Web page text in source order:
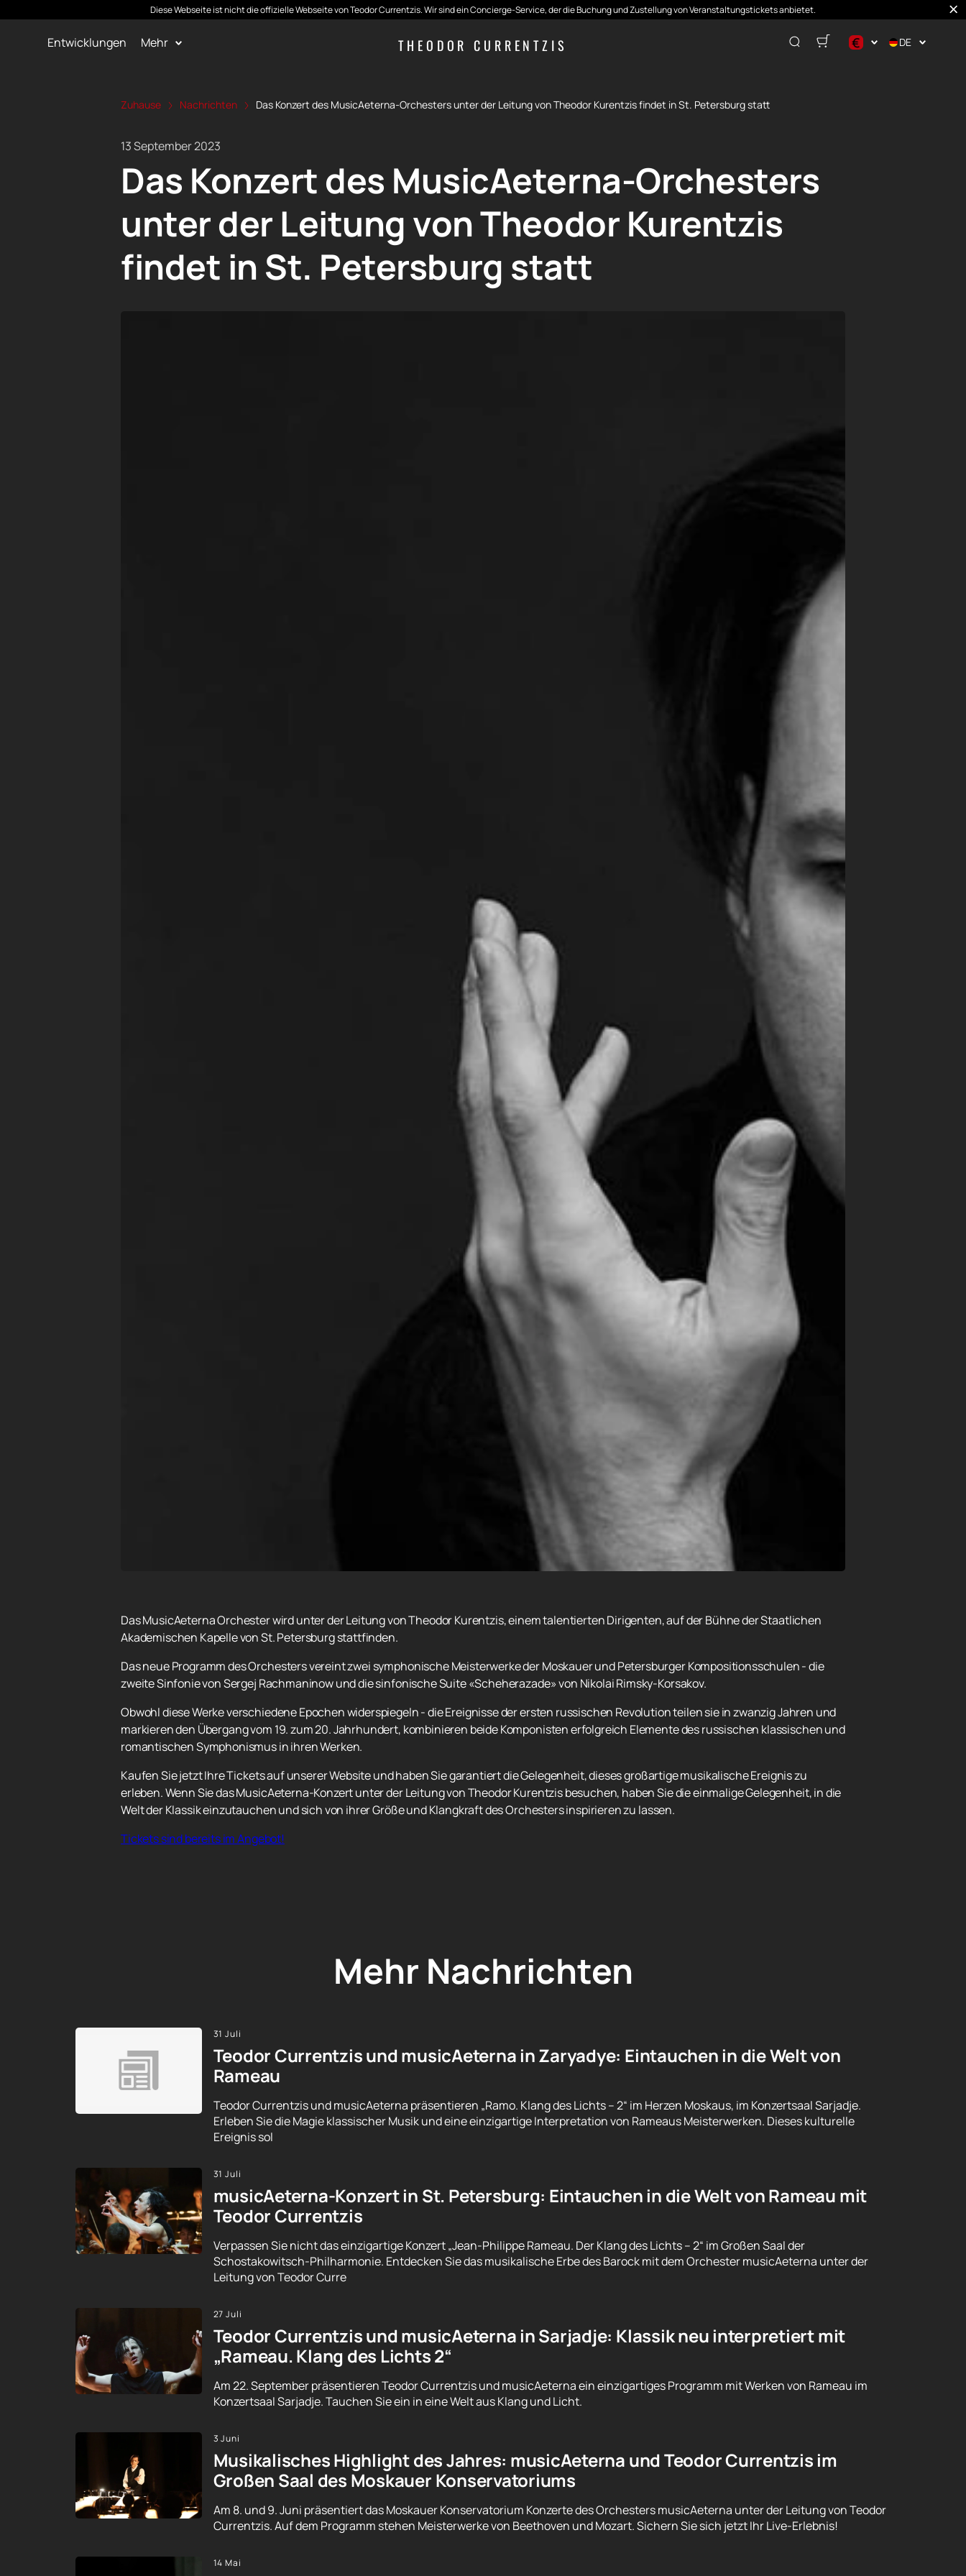
Diese Webseite ist nicht die offizielle Webseite von Teodor Currentzis. Wir sind ein Concierge-Service, der die Buchung und Zustellung von Veranstaltungstickets anbietet.
THEODOR CURRENTZIS
Entwicklungen Mehr € DE
Zuhause Nachrichten Das Konzert des MusicAeterna-Orchesters unter der Leitung von Theodor Kurentzis findet in St. Petersburg statt
13 September 2023
Das Konzert des MusicAeterna-Orchesters
unter der Leitung von Theodor Kurentzis
findet in St. Petersburg statt
Das MusicAeterna Orchester wird unter der Leitung von Theodor Kurentzis, einem talentierten Dirigenten, auf der Bühne der Staatlichen
Akademischen Kapelle von St. Petersburg stattfinden.
Das neue Programm des Orchesters vereint zwei symphonische Meisterwerke der Moskauer und Petersburger Kompositionsschulen - die
zweite Sinfonie von Sergej Rachmaninow und die sinfonische Suite «Scheherazade» von Nikolai Rimsky-Korsakov.
Obwohl diese Werke verschiedene Epochen widerspiegeln - die Ereignisse der ersten russischen Revolution teilen sie in zwanzig Jahren und
markieren den Übergang vom 19. zum 20. Jahrhundert, kombinieren beide Komponisten erfolgreich Elemente des russischen klassischen und
romantischen Symphonismus in ihren Werken.
Kaufen Sie jetzt Ihre Tickets auf unserer Website und haben Sie garantiert die Gelegenheit, dieses großartige musikalische Ereignis zu
erleben. Wenn Sie das MusicAeterna-Konzert unter der Leitung von Theodor Kurentzis besuchen, haben Sie die einmalige Gelegenheit, in die
Welt der Klassik einzutauchen und sich von ihrer Größe und Klangkraft des Orchesters inspirieren zu lassen.
Tickets sind bereits im Angebot!
Mehr Nachrichten
31 Juli
Teodor Currentzis und musicAeterna in Zaryadye: Eintauchen in die Welt von
Rameau
Teodor Currentzis und musicAeterna präsentieren „Ramo. Klang des Lichts – 2“ im Herzen Moskaus, im Konzertsaal Sarjadje.
Erleben Sie die Magie klassischer Musik und eine einzigartige Interpretation von Rameaus Meisterwerken. Dieses kulturelle
Ereignis sol
31 Juli
musicAeterna-Konzert in St. Petersburg: Eintauchen in die Welt von Rameau mit
Teodor Currentzis
Verpassen Sie nicht das einzigartige Konzert „Jean-Philippe Rameau. Der Klang des Lichts – 2“ im Großen Saal der
Schostakowitsch-Philharmonie. Entdecken Sie das musikalische Erbe des Barock mit dem Orchester musicAeterna unter der
Leitung von Teodor Curre
27 Juli
Teodor Currentzis und musicAeterna in Sarjadje: Klassik neu interpretiert mit
„Rameau. Klang des Lichts 2“
Am 22. September präsentieren Teodor Currentzis und musicAeterna ein einzigartiges Programm mit Werken von Rameau im
Konzertsaal Sarjadje. Tauchen Sie ein in eine Welt aus Klang und Licht.
3 Juni
Musikalisches Highlight des Jahres: musicAeterna und Teodor Currentzis im
Großen Saal des Moskauer Konservatoriums
Am 8. und 9. Juni präsentiert das Moskauer Konservatorium Konzerte des Orchesters musicAeterna unter der Leitung von Teodor
Currentzis. Auf dem Programm stehen Meisterwerke von Beethoven und Mozart. Sichern Sie sich jetzt Ihr Live-Erlebnis!
14 Mai